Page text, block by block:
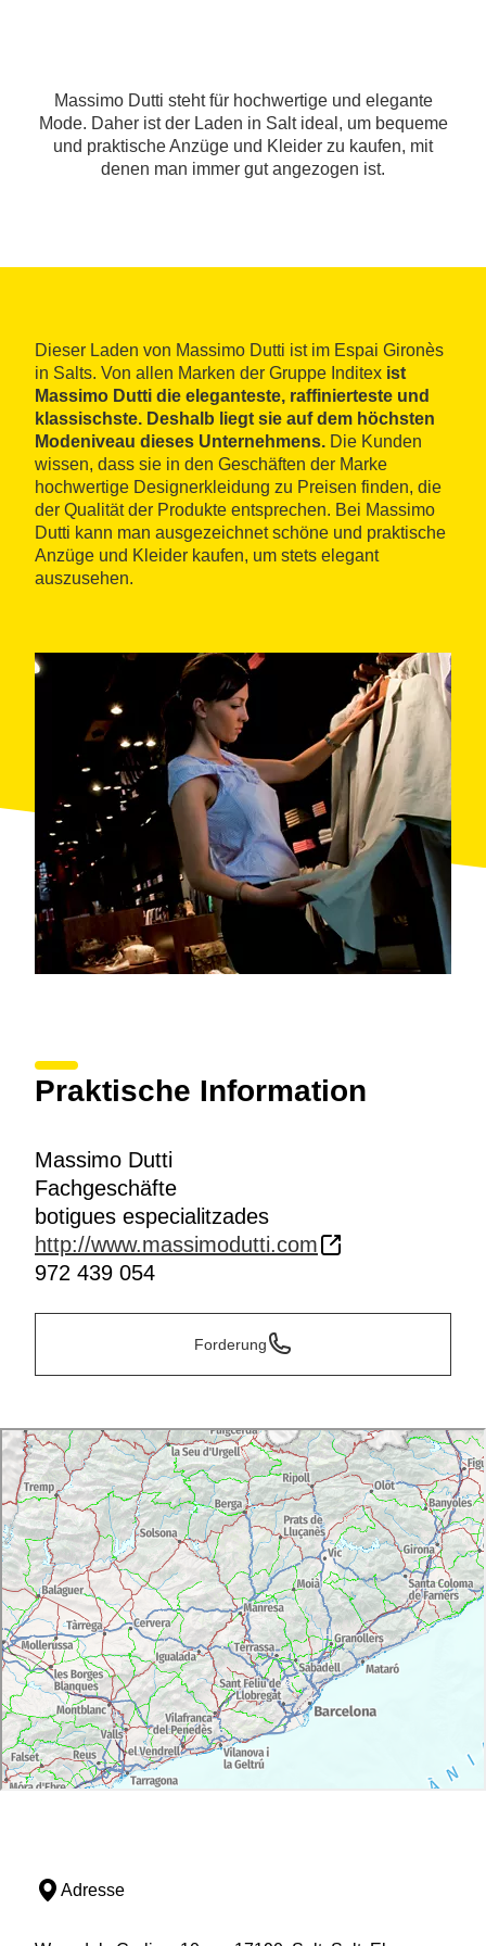
Massimo Dutti steht für hochwertige und elegante
Mode. Daher ist der Laden in Salt ideal, um bequeme
und praktische Anzüge und Kleider zu kaufen, mit
denen man immer gut angezogen ist.
Dieser Laden von Massimo Dutti ist im Espai Gironès
in Salts. Von allen Marken der Gruppe Inditex ist
Massimo Dutti die eleganteste, raffinierteste und
klassischste. Deshalb liegt sie auf dem höchsten
Modeniveau dieses Unternehmens. Die Kunden
wissen, dass sie in den Geschäften der Marke
hochwertige Designerkleidung zu Preisen finden, die
der Qualität der Produkte entsprechen. Bei Massimo
Dutti kann man ausgezeichnet schöne und praktische
Anzüge und Kleider kaufen, um stets elegant
auszusehen.
Praktische Information
Massimo Dutti
Fachgeschäfte
botigues especialitzades
http://www.massimodutti.com
972 439 054
Forderung
Adresse